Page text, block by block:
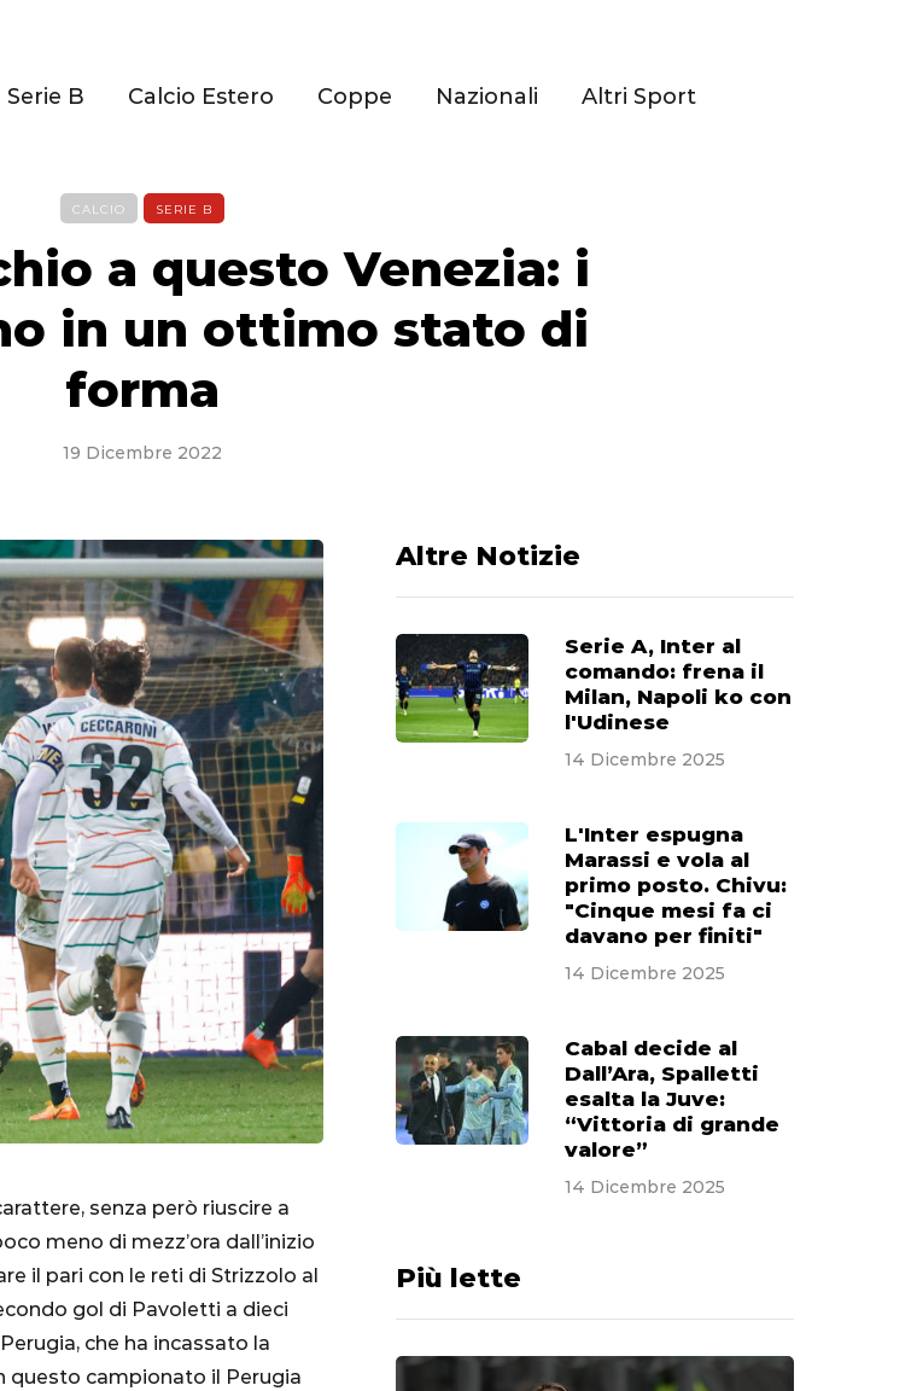
Serie B Calcio Estero Coppe Nazionali Altri Sport
CALCIO SERIE B
a questo Venezia: i
in un ottimo stato di
forma
19 Dicembre 2022
senza però riuscire a
meno di mezz’ora dall’inizio
il pari con le reti di Strizzolo al
gol di Pavoletti a dieci
che ha incassato la
questo campionato il Perugia
Altre Notizie
Serie A, Inter al
comando: frena il
Milan, Napoli ko con
l'Udinese
14 Dicembre 2025
L'Inter espugna
Marassi e vola al
primo posto. Chivu:
"Cinque mesi fa ci
davano per finiti"
14 Dicembre 2025
Cabal decide al
Dall’Ara, Spalletti
esalta la Juve:
“Vittoria di grande
valore”
14 Dicembre 2025
Più lette